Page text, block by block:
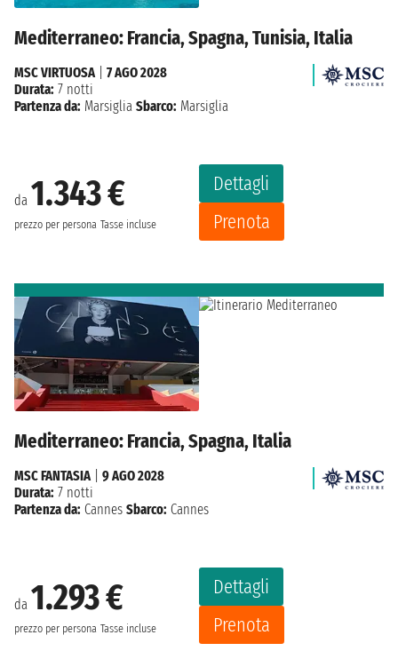
Mediterraneo: Francia, Spagna, Tunisia, Italia
da 1.343 €
prezzo per persona Tasse incluse
Dettagli
Prenota
MSC VIRTUOSA
7 AGO 2028
Durata: 7 notti
Partenza da: Marsiglia Sbarco: Marsiglia
Mediterraneo: Francia, Spagna, Italia
da 1.293 €
prezzo per persona Tasse incluse
Dettagli
Prenota
MSC FANTASIA| 9 AGO 2028
Durata: 7 notti
Partenza da: Cannes Sbarco: Cannes